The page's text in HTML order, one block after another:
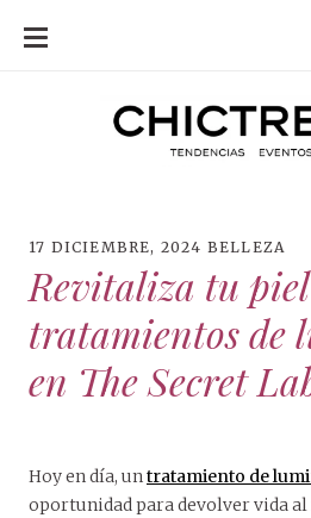
SKIP
Chic
17 DICIEMBRE, 2024 BELLEZA
Revitaliza tu
tratamientos de
en The Secret
Hoy en día, untratamiento de
oportunidad para devolver vida